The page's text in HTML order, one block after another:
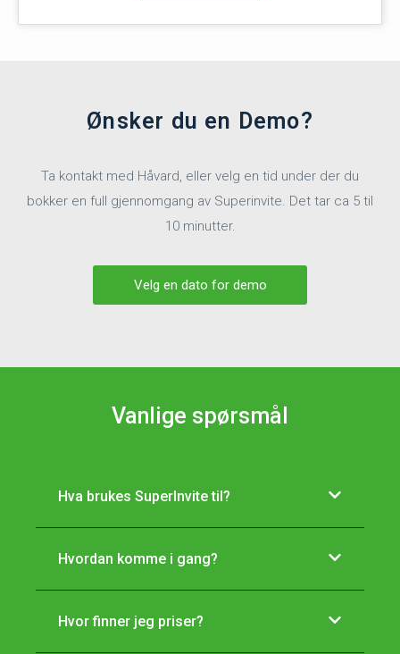
Ønsker du en Demo?
Ta kontakt med Håvard, eller velg en tid under der du
bokker en full gjennomgang av Superinvite. Det tar ca 5 til
10 minutter.
Velg en dato for demo
Vanlige spørsmål
Hva brukes SuperInvite til?
Hvordan komme i gang?
Hvor finner jeg priser?